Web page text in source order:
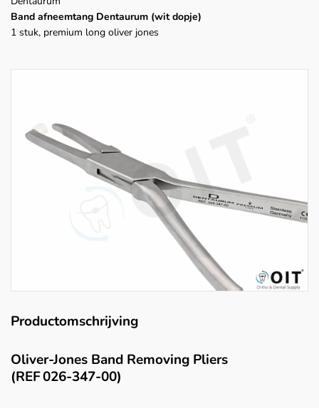
Band afneemtang Dentaurum (wit dopje)
1 stuk, premium long oliver jones
Productomschrijving
Oliver‑Jones Band Removing Pliers
(REF 026‑347‑00)